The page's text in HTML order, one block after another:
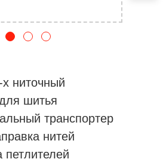
ниточный
шитья
транспортер
нитей
петлителей